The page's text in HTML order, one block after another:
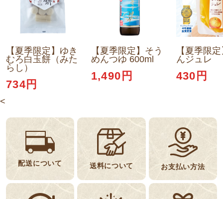
【夏季限定】ゆき
むろ白玉餅（みた
らし）
734円
【夏季限定】そう
めんつゆ 600ml
1,490円
【夏季限
んジュレ
430円
<
配送について 送料について お支払い方法